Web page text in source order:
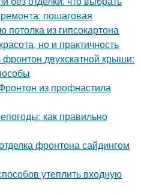
пошаговая
потолка из гипсокартона
но и практичность
фронтон двухскатной крыши:
из профнастила
как правильно
фронтона сайдингом
утеплить входную